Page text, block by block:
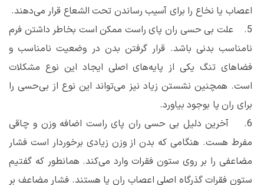
اعصاب یا نخاع را برای آسیب رساندن تحت الشعاع قرار می‌دهند.
5. علت بی‌ حسی ران پای راست ممکن است بخاطر داشتن فرم
نامناسب بدنی باشد. قرار گرفتن بدن در وضعیت نامناسب و
فضا‌های تنگ یکی از پایه‌های اصلی ایجاد این نوع مشکلات
است. همچنین نشستن زیاد نیز می‌تواند این نوع از بی‌حسی را
برای ران پا بوجود بیاورد.
6. آخرین دلیل بی حسی ران پای راست اضافه وزن و چاقی
مفرط هست. هنگامی که بدن از وزن زیادی برخوردار است فشار
مضاعفی را بر روی ستون فقرات وارد می‌کند. همانطور که گفتیم
ستون فقرات گذرگاه اصلی اعصاب ران پا هستند. فشار مضاعف بر